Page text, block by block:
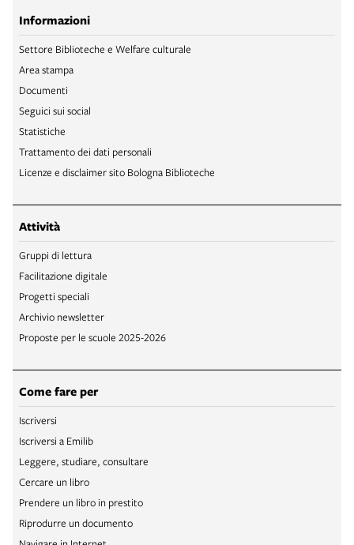
Informazioni
Settore Biblioteche e Welfare culturale
Area stampa
Documenti
Seguici sui social
Statistiche
Trattamento dei dati personali
Licenze e disclaimer sito Bologna Biblioteche
Attività
Gruppi di lettura
Facilitazione digitale
Progetti speciali
Archivio newsletter
Proposte per le scuole 2025-2026
Come fare per
Iscriversi
Iscriversi a Emilib
Leggere, studiare, consultare
Cercare un libro
Prendere un libro in prestito
Riprodurre un documento